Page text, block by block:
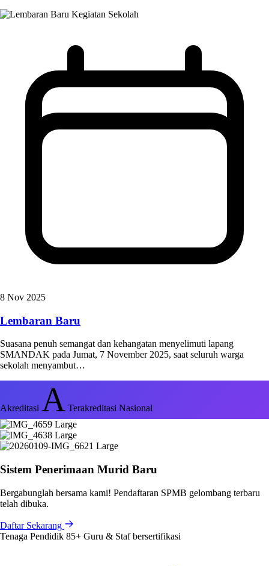
Kegiatan Sekolah
8 Nov 2025
Lembaran Baru
Suasana penuh semangat dan kehangatan menyelimuti lapang
SMANDAK pada Jumat, 7 November 2025, saat seluruh warga
sekolah menyambut…
Akreditasi A Terakreditasi Nasional
Sistem Penerimaan Murid Baru
Bergabunglah bersama kami! Pendaftaran SPMB gelombang terbaru
telah dibuka.
Daftar Sekarang
Tenaga Pendidik 85+ Guru & Staf bersertifikasi